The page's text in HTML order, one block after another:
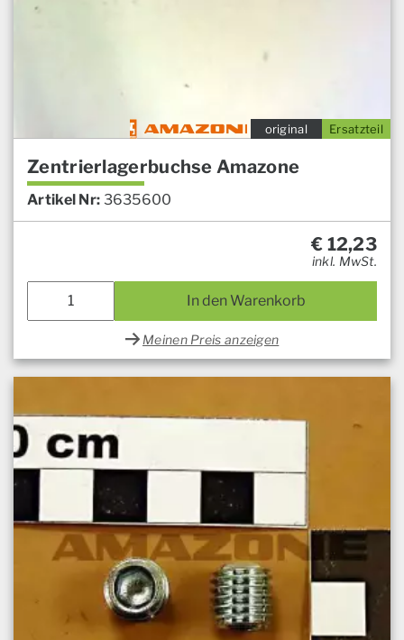
Ersatzteil
original
Zentrierlagerbuchse Amazone
Artikel Nr: 3635600
€ 12,23
inkl. MwSt.
In den Warenkorb
Meinen Preis anzeigen